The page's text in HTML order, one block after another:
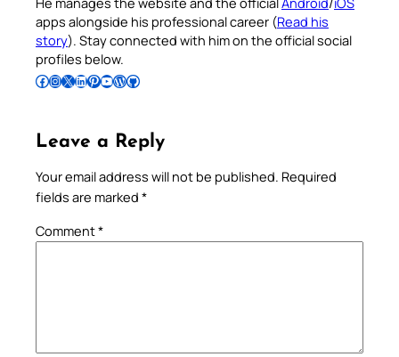
apps alongside his professional career (Read his
story). Stay connected with him on the official social
profiles below.
Follow Pradeep on Facebook Follow Pradeep on InstagramFollow Pradeep on X Follow Pradeep on LinkedIn Follow Pradeep on Pinterest Subscribe to Pradeep’s Youtube Channel Follow Pradeep on WordPress Follow Pradeep on GitHub
Leave a Reply
Your email address will not be published. Required
fields are marked *
Comment*